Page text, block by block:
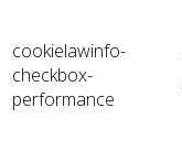
cookielawinfo-
checkbox-
performance